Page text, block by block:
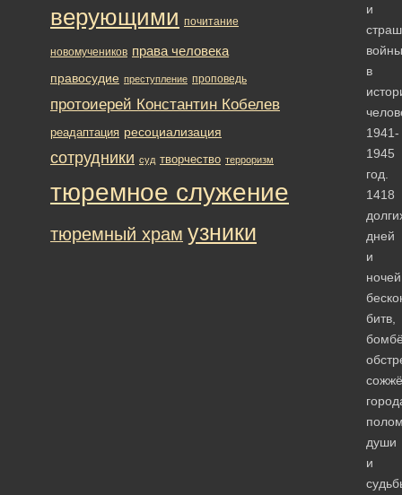
и
войны
в
1941-
1945
год.
1418
дней
и
ночей
битв,
души
и
верующими почитание
новомучеников права человека
правосудие преступление проповедь
протоиерей Константин Кобелев
реадаптация ресоциализация
сотрудники суд творчество терроризм
тюремное служение
тюремный храм узники